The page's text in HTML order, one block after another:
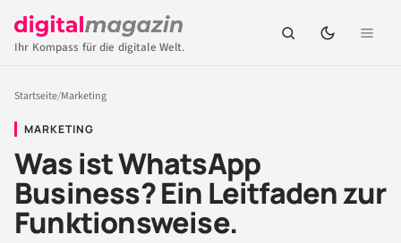
Ihr Kompass für die digitale Welt.
Startseite/Marketing
MARKETING
Was ist WhatsApp
Business? Ein Leitfaden zur
Funktionsweise.